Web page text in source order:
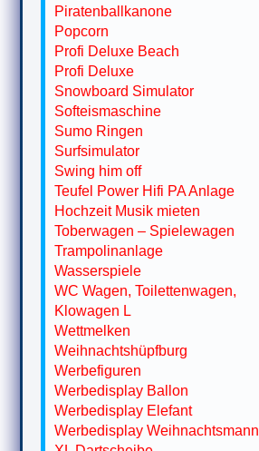
Piratenballkanone
Popcorn
Profi Deluxe Beach
Profi Deluxe
Snowboard Simulator
Softeismaschine
Sumo Ringen
Surfsimulator
Swing him off
Teufel Power Hifi PA Anlage
Hochzeit Musik mieten
Toberwagen – Spielewagen
Trampolinanlage
Wasserspiele
WC Wagen, Toilettenwagen,
Klowagen L
Wettmelken
Weihnachtshüpfburg
Werbefiguren
Werbedisplay Ballon
Werbedisplay Elefant
Werbedisplay Weihnachtsmann